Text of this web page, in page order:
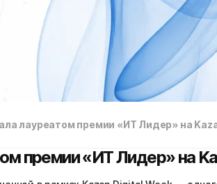
лауреатом премии «ИТ Лидер» на
премии «ИТ Лидер» на